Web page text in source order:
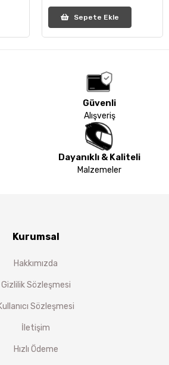
Sepete Ekle
Güvenli
Alışveriş
Dayanıklı & Kaliteli
Malzemeler
Kurumsal
Hakkımızda
Gizlilik Sözleşmesi
Sözleşmesi
İletişim
Hızlı Ödeme